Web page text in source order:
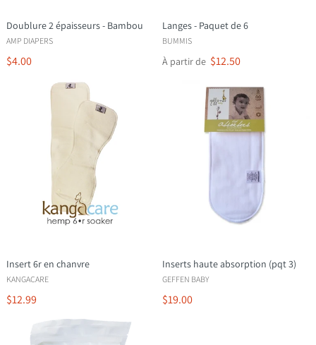
Doublure 2 épaisseurs - Bambou
AMP DIAPERS
$4.00
Langes - Paquet de 6
BUMMIS
À partir de $12.50
Insert 6r en chanvre
KANGACARE
$12.99
Inserts haute absorption (pqt 3)
GEFFEN BABY
$19.00